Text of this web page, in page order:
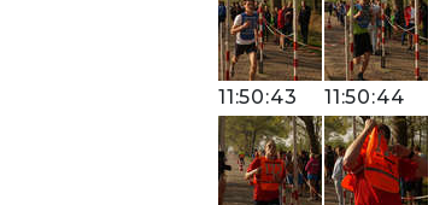
11:50:43 11:50:44